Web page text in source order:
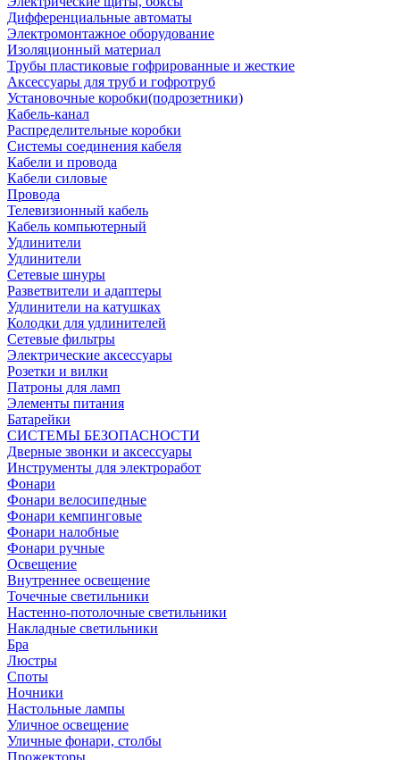
Дифференциальные автоматы
Электромонтажное оборудование
Изоляционный материал
Трубы пластиковые гофрированные и жесткие
Аксессуары для труб и гофротруб
Установочные коробки(подрозетники)
Кабель-канал
Распределительные коробки
Системы соединения кабеля
Кабели и провода
Кабели силовые
Провода
Телевизионный кабель
Кабель компьютерный
Удлинители
Удлинители
Сетевые шнуры
Разветвители и адаптеры
Удлинители на катушках
Колодки для удлинителей
Сетевые фильтры
Электрические аксессуары
Розетки и вилки
Патроны для ламп
Элементы питания
Батарейки
СИСТЕМЫ БЕЗОПАСНОСТИ
Дверные звонки и аксессуары
Инструменты для электроработ
Фонари
Фонари велосипедные
Фонари кемпинговые
Фонари налобные
Фонари ручные
Освещение
Внутреннее освещение
Точечные светильники
Настенно-потолочные светильники
Накладные светильники
Бра
Люстры
Споты
Ночники
Настольные лампы
Уличное освещение
Уличные фонари, столбы
Прожекторы